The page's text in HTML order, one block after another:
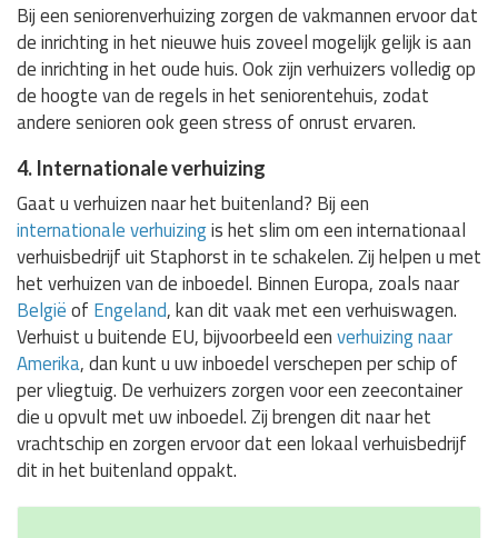
Bij een seniorenverhuizing zorgen de vakmannen ervoor dat
de inrichting in het nieuwe huis zoveel mogelijk gelijk is aan
de inrichting in het oude huis. Ook zijn verhuizers volledig op
de hoogte van de regels in het seniorentehuis, zodat
andere senioren ook geen stress of onrust ervaren.
4. Internationale verhuizing
Gaat u verhuizen naar het buitenland? Bij een
internationale verhuizingis het slim om een internationaal
verhuisbedrijf uit Staphorst in te schakelen. Zij helpen u met
het verhuizen van de inboedel. Binnen Europa, zoals naar
Belgiëof Engeland, kan dit vaak met een verhuiswagen.
Verhuist u buitende EU, bijvoorbeeld eenverhuizing naar
Amerika, dan kunt u uw inboedel verschepen per schip of
per vliegtuig. De verhuizers zorgen voor een zeecontainer
die u opvult met uw inboedel. Zij brengen dit naar het
vrachtschip en zorgen ervoor dat een lokaal verhuisbedrijf
dit in het buitenland oppakt.